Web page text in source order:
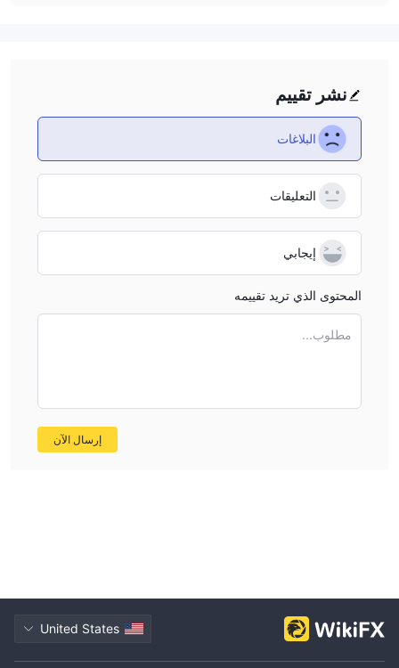
نشر تقييم
البلاغات
التعليقات
إيجابي
المحتوى الذي تريد تقييمه
مطلوب...
إرسال الآن
United States